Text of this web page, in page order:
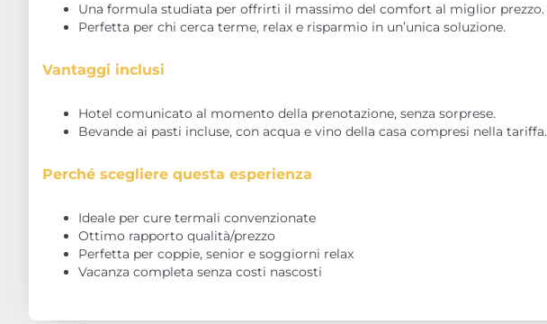
Una formula studiata per offrirti il massimo del comfort al miglior prezzo.
Perfetta per chi cerca terme, relax e risparmio in un’unica soluzione.
Vantaggi inclusi
Hotel comunicato al momento della prenotazione, senza sorprese.
Bevande ai pasti incluse, con acqua e vino della casa compresi nella tariffa.
Perché scegliere questa esperienza
Ideale per cure termali convenzionate
Ottimo rapporto qualità/prezzo
Perfetta per coppie, senior e soggiorni relax
Vacanza completa senza costi nascosti